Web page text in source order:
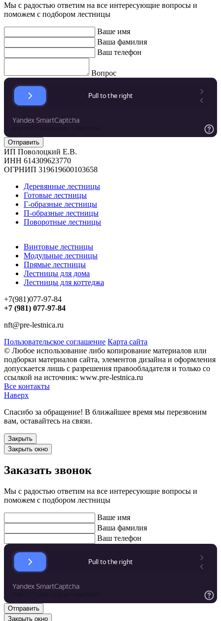
Мы с радостью ответим на все интересующие вопросы и
поможем с подбором лестницы
Ваше имя
Ваша фамилия
Ваш телефон
Вопрос
ИП Поволоцкий Е.В.
ИНН 614309623770
ОГРНИП 319619600103658
Деревянные лестницы
Готовые лестницы
Г-образные лестницы
П-образные лестницы
Поворотные лестницы
Винтовые лестницы
Модульные лестницы
Прямые лестницы
Лестницы для дома
Лестницы для коттеджа
+7(981)077-97-84
+7 (981) 077-97-84
nft@pre-lestnica.ru
Пользовательское соглашение Карта сайта
© Любое использование либо копирование материалов или
подборки материалов сайта, элементов дизайна и оформления
допускается лишь с разрешения правообладателя и только со
ссылкой на источник: www.pre-lestnica.ru
Все контакты
Наверх
Спасибо за обращение! В ближайшее время мы перезвоним
вам, оставайтесь на связи.
Закрыть
Закрыть окно
Заказать звонок
Мы с радостью ответим на все интересующие вопросы и
поможем с подбором лестницы
Ваше имя
Ваша фамилия
Ваш телефон
Закрыть окно